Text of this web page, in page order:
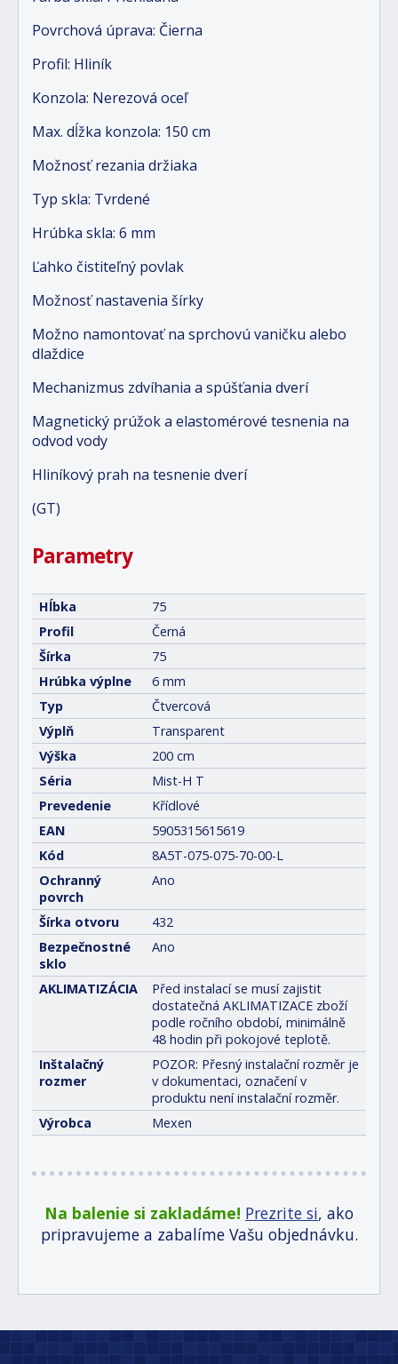
Povrchová úprava: Čierna
Profil: Hliník
Konzola: Nerezová oceľ
Max. dĺžka konzola: 150 cm
Možnosť rezania držiaka
Typ skla: Tvrdené
Hrúbka skla: 6 mm
Ľahko čistiteľný povlak
Možnosť nastavenia šírky
Možno namontovať na sprchovú vaničku alebo
dlaždice
Mechanizmus zdvíhania a spúšťania dverí
Magnetický prúžok a elastomérové tesnenia na
odvod vody
Hliníkový prah na tesnenie dverí
(GT)
Parametry
Hĺbka
75
Profil
Černá
Šírka
75
Hrúbka výplne
6 mm
Typ
Čtvercová
Výplň
Transparent
Výška
200 cm
Séria
Mist-H T
Prevedenie
Křídlové
EAN
5905315615619
Kód
8A5T-075-075-70-00-L
Ochranný
povrch
Ano
Šírka otvoru
432
Bezpečnostné
sklo
Ano
AKLIMATIZÁCIA
Před instalací se musí zajistit
dostatečná AKLIMATIZACE zboží
podle ročního období, minimálně
48 hodin při pokojové teplotě.
Inštalačný
rozmer
POZOR: Přesný instalační rozměr je
v dokumentaci, označení v
produktu není instalační rozměr.
Výrobca
Mexen
Na balenie si zakladáme! Prezrite si, ako
pripravujeme a zabalíme Vašu objednávku.